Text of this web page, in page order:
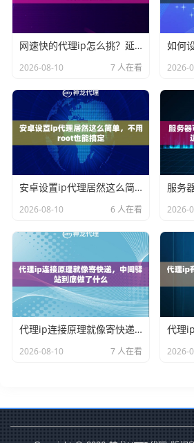
网速快的代理ip怎么挑？延迟低于50ms的秘密在这里
2026-08-10 7 人在看 2026-
安卓设置ip代理居然这么简单，不用root也能搞定
2026-08-10 6 人在看 2026-
代理ip连接原理就像寄快递，中间驿站到底做了什么
2026-08-10 7 人在看 2026-